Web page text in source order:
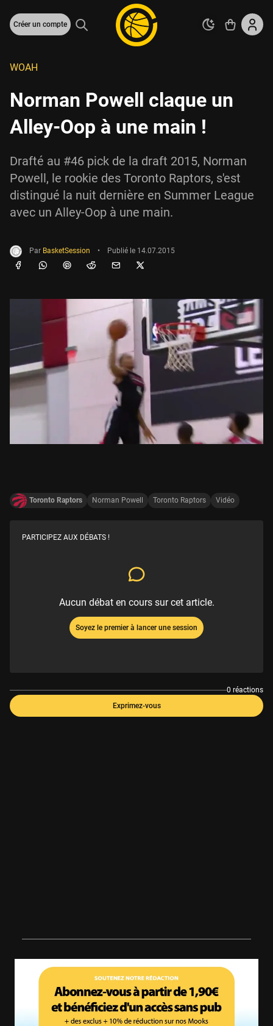
Créer un compte
WOAH
Norman Powell claque un
Alley-Oop à une main !
Drafté au #46 pick de la draft 2015, Norman
Powell, le rookie des Toronto Raptors, s'est
distingué la nuit dernière en Summer League
avec un Alley-Oop à une main.
Par BasketSession • Publié le 14.07.2015
Toronto Raptors Norman Powell Toronto Raptors Vidéo
PARTICIPEZ AUX DÉBATS !
Aucun débat en cours sur cet article.
Soyez le premier à lancer une session
0 réactions
Exprimez-vous